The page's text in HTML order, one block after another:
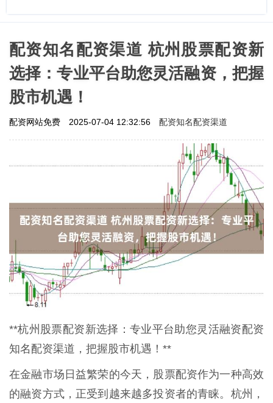
配资知名配资渠道 杭州股票配资新
选择：专业平台助您灵活融资，把握
股市机遇！
配资网站免费 2025-07-04 12:32:56 配资知名配资渠道
**杭州股票配资新选择：专业平台助您灵活融资配资
知名配资渠道，把握股市机遇！**
在金融市场日益繁荣的今天，股票配资作为一种高效
的融资方式，正受到越来越多投资者的青睐。杭州，